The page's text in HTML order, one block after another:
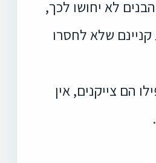
לא יחושו לכך,
קניינם שלא לחסרו
הם צייקנים, אין